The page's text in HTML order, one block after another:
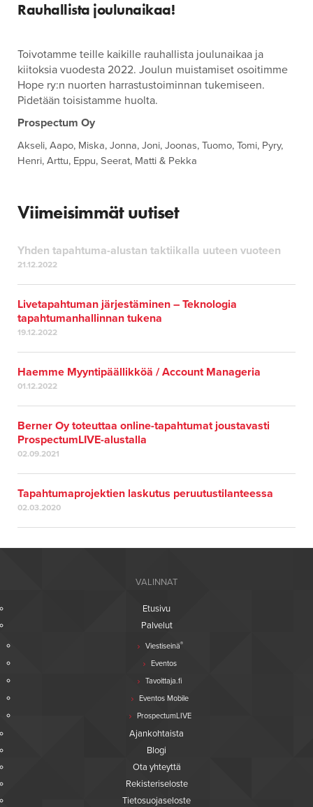
Rauhallista joulunaikaa!
Toivotamme teille kaikille rauhallista joulunaikaa ja
kiitoksia vuodesta 2022. Joulun muistamiset osoitimme
Hope ry:n nuorten harrastustoiminnan tukemiseen.
Pidetään toisistamme huolta.
Prospectum Oy
Akseli, Aapo, Miska, Jonna, Joni, Joonas, Tuomo, Tomi, Pyry,
Henri, Arttu, Eppu, Seerat, Matti & Pekka
Viimeisimmät uutiset
Yhden tapahtuma-alustan taktiikalla uuteen vuoteen
21.12.2022
Livetapahtuman järjestäminen – Teknologia
tapahtumanhallinnan tukena
19.12.2022
Haemme Myyntipäällikköä / Account Manageria
01.12.2022
Berner Oy toteuttaa online-tapahtumat joustavasti
ProspectumLIVE-alustalla
02.09.2021
Tapahtumaprojektien laskutus peruutustilanteessa
02.03.2020
VALINNAT
Etusivu
Palvelut
Viestiseinä®
Eventos
Tavoittaja.fi
Eventos Mobile
ProspectumLIVE
Ajankohtaista
Blogi
Ota yhteyttä
Rekisteriseloste
Tietosuojaseloste